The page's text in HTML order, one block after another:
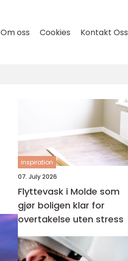
Om oss Cookies Kontakt Oss
inspiration
07. July 2026
Flyttevask i Molde som
gjør boligen klar for
overtakelse uten stress